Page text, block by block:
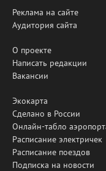
Реклама на сайте
Аудитория сайта
О проекте
Написать редакции
Вакансии
Экокарта
Сделано в России
Онлайн-табло
Расписание электричек
Расписание поездов
Подписка на новости